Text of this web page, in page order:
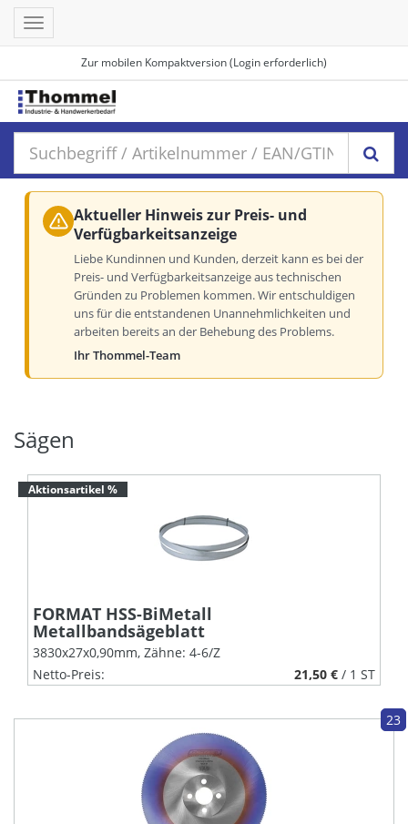
Zur mobilen Kompaktversion (Login erforderlich)
Toggle
navigation
Aktueller Hinweis zur Preis- und
Verfügbarkeitsanzeige
Liebe Kundinnen und Kunden, derzeit kann es bei der
Preis- und Verfügbarkeitsanzeige aus technischen
Gründen zu Problemen kommen. Wir entschuldigen
uns für die entstandenen Unannehmlichkeiten und
arbeiten bereits an der Behebung des Problems.
Ihr Thommel-Team
Sägen
21,50 €
ALFRA HM-Lochsäge,
Ø: 95,0mm (3.3/4")
Netto-Preis:
23